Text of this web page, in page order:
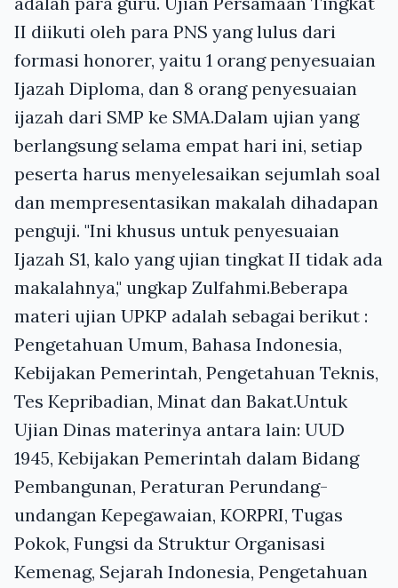
II diikuti oleh para PNS yang lulus dari
formasi honorer, yaitu 1 orang penyesuaian
Ijazah Diploma, dan 8 orang penyesuaian
ijazah dari SMP ke SMA.Dalam ujian yang
berlangsung selama empat hari ini, setiap
peserta harus menyelesaikan sejumlah soal
dan mempresentasikan makalah dihadapan
penguji. "Ini khusus untuk penyesuaian
Ijazah S1, kalo yang ujian tingkat II tidak ada
makalahnya," ungkap Zulfahmi.Beberapa
materi ujian UPKP adalah sebagai berikut :
Pengetahuan Umum, Bahasa Indonesia,
Kebijakan Pemerintah, Pengetahuan Teknis,
Tes Kepribadian, Minat dan Bakat.Untuk
Ujian Dinas materinya antara lain: UUD
1945, Kebijakan Pemerintah dalam Bidang
Pembangunan, Peraturan Perundang-
undangan Kepegawaian, KORPRI, Tugas
Pokok, Fungsi da Struktur Organisasi
Kemenag, Sejarah Indonesia, Pengetahuan